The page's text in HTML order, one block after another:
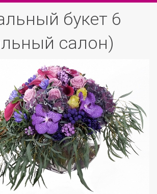
букет 6
салон)